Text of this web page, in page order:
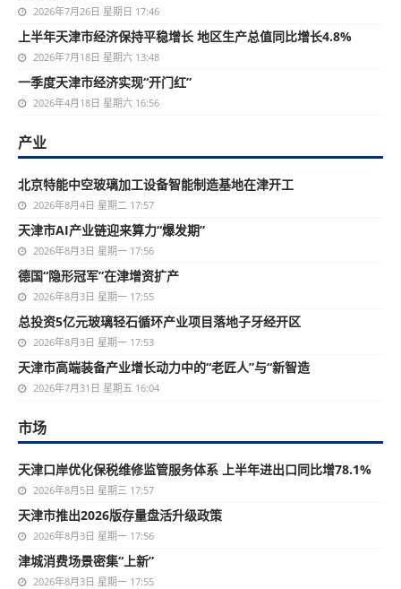
2026年7月26日 星期日 17:46
上半年天津市经济保持平稳增长 地区生产总值同比增长4.8%
2026年7月18日 星期六 13:48
一季度天津市经济实现“开门红”
2026年4月18日 星期六 16:56
产业
北京特能中空玻璃加工设备智能制造基地在津开工
2026年8月4日 星期二 17:57
天津市AI产业链迎来算力“爆发期”
2026年8月3日 星期一 17:56
德国“隐形冠军”在津增资扩产
2026年8月3日 星期一 17:55
总投资5亿元玻璃轻石循环产业项目落地子牙经开区
2026年8月3日 星期一 17:53
天津市高端装备产业增长动力中的“老匠人”与“新智造
2026年7月31日 星期五 16:04
市场
天津口岸优化保税维修监管服务体系 上半年进出口同比增78.1%
2026年8月5日 星期三 17:57
天津市推出2026版存量盘活升级政策
2026年8月3日 星期一 17:56
津城消费场景密集“上新”
2026年8月3日 星期一 17:55